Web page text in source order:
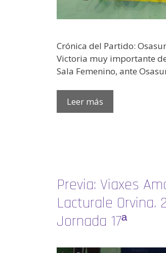
Crónica del Partido:
Victoria muy importante
Sala Femenino, ante
Leer más
Previa: Viaxes
Lacturale Orvina.
Jornada 17ª